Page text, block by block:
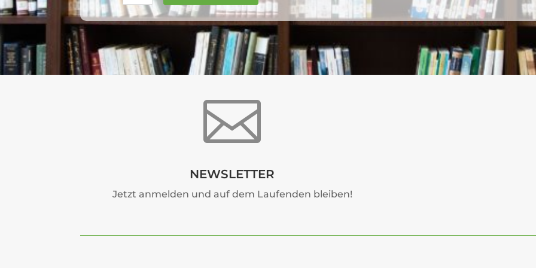

NEWSLETTER
Jetzt anmelden und auf dem Laufenden bleiben!